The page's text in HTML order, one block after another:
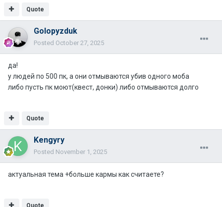
Quote
Golopyzduk
Posted October 27, 2025
да!
у людей по 500 пк, а они отмываются убив одного моба
либо пусть пк моют(квест, донки) либо отмываются долго
Quote
Kengyry
Posted November 1, 2025
актуальная тема +больше кармы как считаете?